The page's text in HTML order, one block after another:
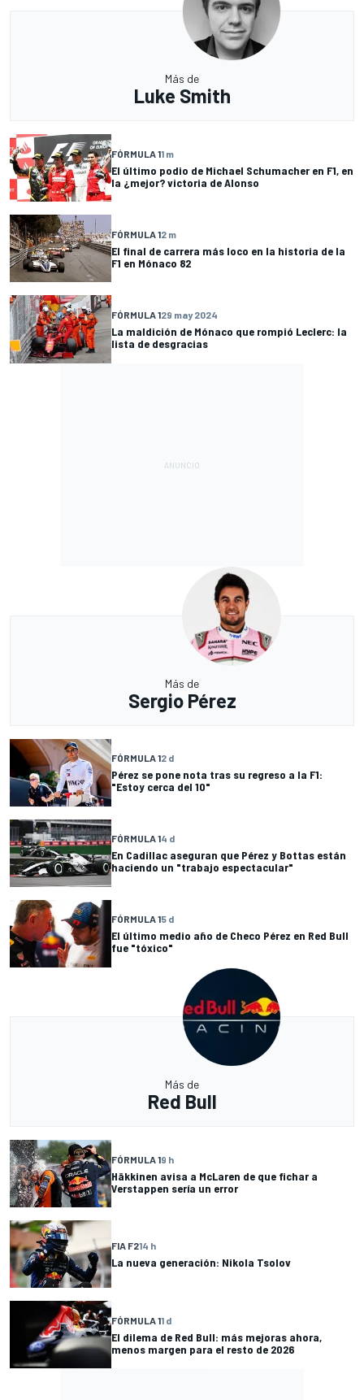
Más de
Luke Smith
FÓRMULA 11 m
El último podio de Michael Schumacher en F1, en
la ¿mejor? victoria de Alonso
FÓRMULA 12 m
El final de carrera más loco en la historia de la
F1 en Mónaco 82
FÓRMULA 129 may 2024
La maldición de Mónaco que rompió Leclerc: la
lista de desgracias
Más de
Sergio Pérez
FÓRMULA 12 d
Pérez se pone nota tras su regreso a la F1:
"Estoy cerca del 10"
FÓRMULA 14 d
En Cadillac aseguran que Pérez y Bottas están
haciendo un "trabajo espectacular"
FÓRMULA 15 d
El último medio año de Checo Pérez en Red Bull
fue "tóxico"
Más de
Red Bull
FÓRMULA 19 h
Häkkinen avisa a McLaren de que fichar a
Verstappen sería un error
FIA F214 h
La nueva generación: Nikola Tsolov
FÓRMULA 11 d
El dilema de Red Bull: más mejoras ahora,
menos margen para el resto de 2026